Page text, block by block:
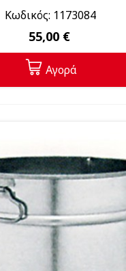
Κωδικός: 1173084
55,00 €
Αγορά